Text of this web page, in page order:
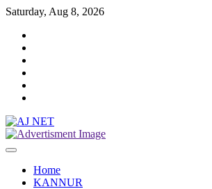
Skip
content
Saturday, Aug 8, 2026
Home
KANNUR